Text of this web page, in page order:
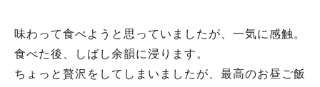
味わって食べようと思っていましたが、一気に感触。
食べた後、しばし余韻に浸ります。
ちょっと贅沢をしてしまいましたが、最高のお昼ご飯